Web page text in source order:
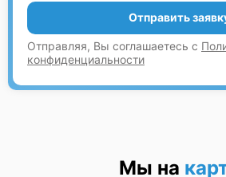
Отправить
Отправляя, Вы соглашаетесь с
конфиденциальности
Мы на